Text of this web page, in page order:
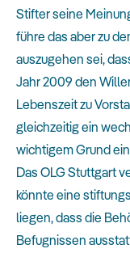
Stifter seine
führe das aber zu
auszugehen sei,
Jahr 2009 den
Lebenszeit zu
gleichzeitig ein
wichtigem Grund
Das OLG Stuttgart
könnte eine
liegen, dass die
Befugnissen